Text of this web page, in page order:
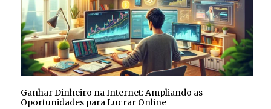
Ganhar Dinheiro na Internet: Ampliando as
Oportunidades para Lucrar Online